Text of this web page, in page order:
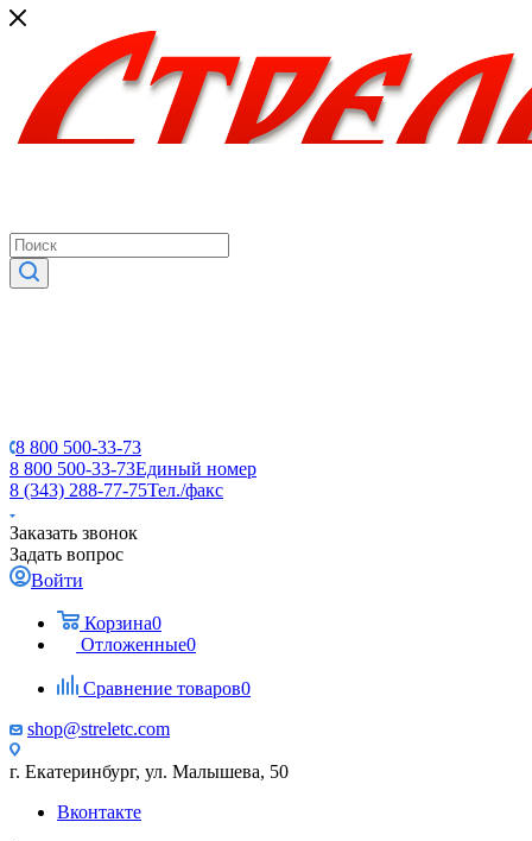
8 800 500-33-73
8 800 500-33-73Единый номер
8 (343) 288-77-75Тел./факс
Заказать звонок
Задать вопрос
Войти
Корзина0
Отложенные0
Сравнение товаров0
shop@streletc.com
г. Екатеринбург, ул. Малышева, 50
Вконтакте